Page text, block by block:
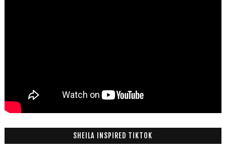
SHEILA INSPIRED TIKTOK